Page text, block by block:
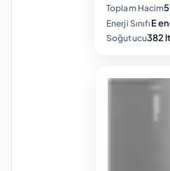
Toplam Hacim
Enerji Sınıfı E
Soğutucu382 lt